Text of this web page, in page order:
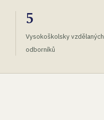
5
Vysokoškolsky vzdělaných
odborníků